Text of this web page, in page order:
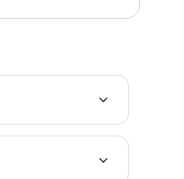
zapach stworzony